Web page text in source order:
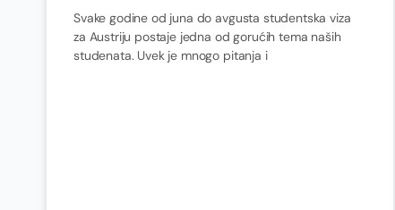
Svake godine od juna do avgusta studentska viza
za Austriju postaje jedna od gorućih tema naših
studenata. Uvek je mnogo pitanja i